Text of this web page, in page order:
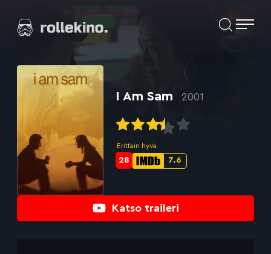
suoraan
Elokuvat ja elokuva-arviot | Rollekino.fi
lopputekstien
jälkeen.
Katso traileri
I Am Sam 2001
Erittäin hyvä
IMDb-
7.6
Metascore-
28